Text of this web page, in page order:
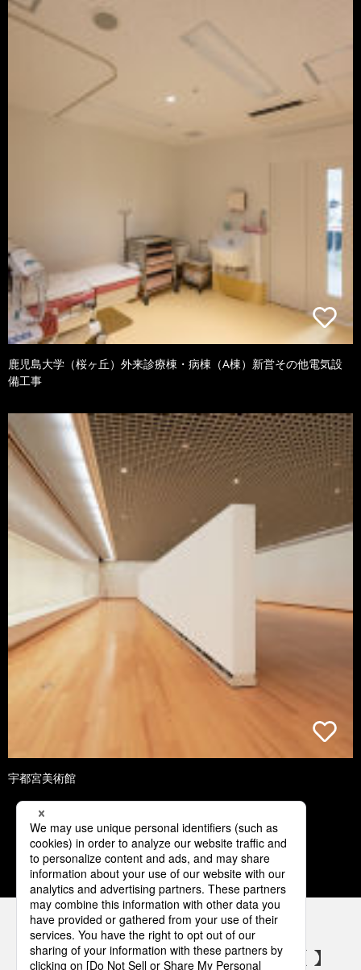
鹿児島大学（桜ヶ丘）外来診療棟・病棟（A棟）新営その他電気設
備工事
宇都宮美術館
1 2 3 4 5
パナソニックの電気設備 SNSアカウント